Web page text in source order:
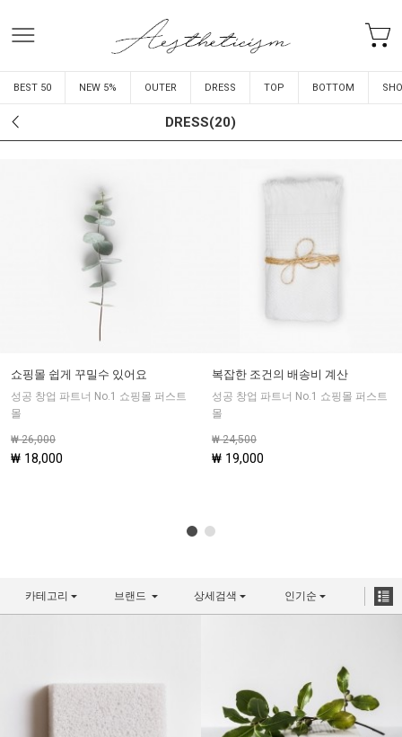
BEST 50 NEW 5% OUTER DRESS TOP BOTTOM
DRESS(20)
쇼핑몰 쉽게 꾸밀수 있어요
성공 창업 파트너 No.1 쇼핑몰 퍼스트
몰
₩ 26,000
₩ 18,000
복잡한 조건의 배송비 계산
성공 창업 파트너 No.1 쇼핑몰 퍼스트
몰
₩ 24,500
₩ 19,000
카테고리 브랜드 상세검색 인기순